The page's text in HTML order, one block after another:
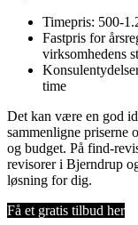
Timepris: 500-
Fastpris for
virksomhedens
time
Det kan være en god
sammenligne priserne
og budget. På find-
revisorer i Bjerndrup
løsning for dig.
Få et gratis tilbud her